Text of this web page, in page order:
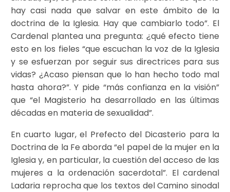
hay casi nada que salvar en este ámbito de la
doctrina de la Iglesia. Hay que cambiarlo todo”. El
Cardenal plantea una pregunta: ¿qué efecto tiene
esto en los fieles “que escuchan la voz de la Iglesia
y se esfuerzan por seguir sus directrices para sus
vidas? ¿Acaso piensan que lo han hecho todo mal
hasta ahora?”. Y pide “más confianza en la visión”
que “el Magisterio ha desarrollado en las últimas
décadas en materia de sexualidad”.
En cuarto lugar, el Prefecto del Dicasterio para la
Doctrina de la Fe aborda “el papel de la mujer en la
Iglesia y, en particular, la cuestión del acceso de las
mujeres a la ordenación sacerdotal”. El cardenal
Ladaria reprocha que los textos del Camino sinodal